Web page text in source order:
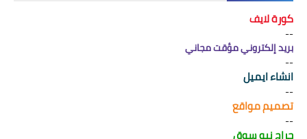
كورة لايف
--
بريد إلكتروني مؤقت مجاني
--
انشاء ايميل
--
تصميم مواقع
--